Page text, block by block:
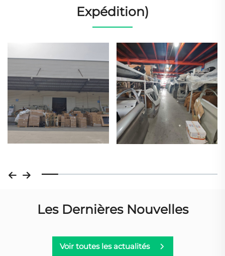
Expédition)
Les Dernières Nouvelles
Voir toutes les actualités